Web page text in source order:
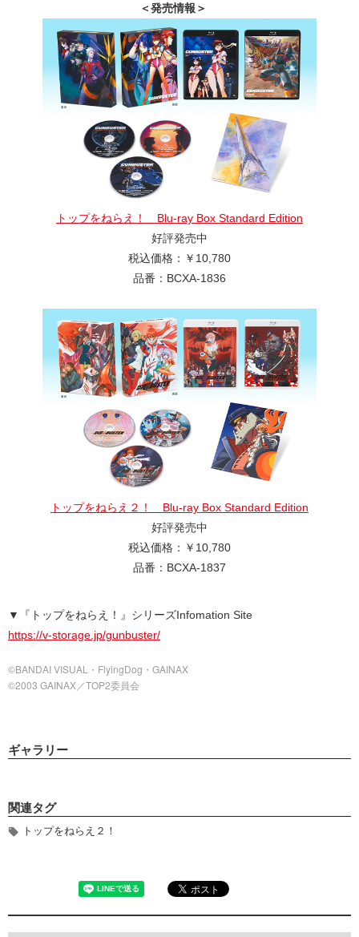
＜発売情報＞
トップをねらえ！ Blu-ray Box Standard Edition
好評発売中
税込価格：￥10,780
品番：BCXA-1836
トップをねらえ２！ Blu-ray Box Standard Edition
好評発売中
税込価格：￥10,780
品番：BCXA-1837
▼『トップをねらえ！』シリーズInfomation Site
https://v-storage.jp/gunbuster/
©BANDAI VISUAL・FlyingDog・GAINAX
©2003 GAINAX／TOP2委員会
ギャラリー
関連タグ
トップをねらえ２！